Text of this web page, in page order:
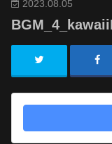
2023.08.05